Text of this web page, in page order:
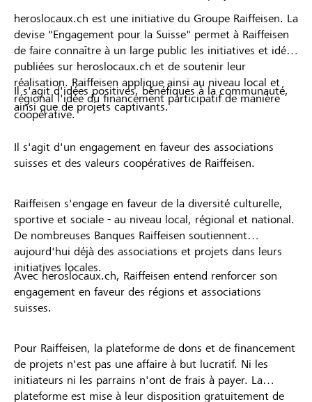
heroslocaux.ch est une initiative du Groupe Raiffeisen. La
devise "Engagement pour la Suisse" permet à Raiffeisen
de faire connaître à un large public les initiatives et idées
publiées sur heroslocaux.ch et de soutenir leur
réalisation. Raiffeisen applique ainsi au niveau local et
régional l'idée du financement participatif de manière
coopérative.
Il s'agit d'idées positives, bénéfiques à la communauté,
ainsi que de projets captivants.
Il s'agit d'un engagement en faveur des associations
suisses et des valeurs coopératives de Raiffeisen.
Raiffeisen s'engage en faveur de la diversité culturelle,
sportive et sociale - au niveau local, régional et national.
De nombreuses Banques Raiffeisen soutiennent
aujourd'hui déjà des associations et projets dans leurs
initiatives locales.
Avec heroslocaux.ch, Raiffeisen entend renforcer son
engagement en faveur des régions et associations
suisses.
Pour Raiffeisen, la plateforme de dons et de financement
de projets n'est pas une affaire à but lucratif. Ni les
initiateurs ni les parrains n'ont de frais à payer. La
plateforme est mise à leur disposition gratuitement de